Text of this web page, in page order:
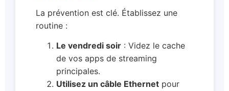
La prévention est clé. Établissez une
routine :
Le vendredi soir : Videz le cache
de vos apps de streaming
principales.
Utilisez un câble Ethernet pour